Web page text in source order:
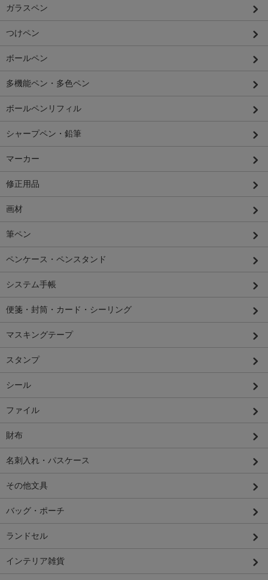
ガラスペン
つけペン
ボールペン
多機能ペン・多色ペン
ボールペンリフィル
シャープペン・鉛筆
マーカー
修正用品
画材
筆ペン
ペンケース・ペンスタンド
システム手帳
便箋・封筒・カード・シーリング
マスキングテープ
スタンプ
シール
ファイル
財布
名刺入れ・パスケース
その他文具
バッグ・ポーチ
ランドセル
インテリア雑貨